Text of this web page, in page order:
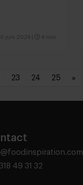
juni 2024 4 min
23 24 25 »
49 31 32